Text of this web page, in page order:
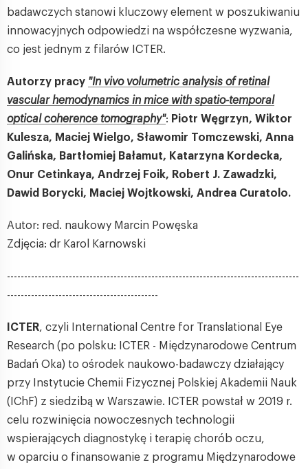
badawczych stanowi kluczowy element w poszukiwaniu
innowacyjnych odpowiedzi na współczesne wyzwania,
co jest jednym z filarów ICTER.
Autorzy pracy "In vivo volumetric analysis of retinal
vascular hemodynamics in mice with spatio-temporal
optical coherence tomography": Piotr Węgrzyn, Wiktor
Kulesza, Maciej Wielgo, Sławomir Tomczewski, Anna
Galińska, Bartłomiej Bałamut, Katarzyna Kordecka,
Onur Cetinkaya, Andrzej Foik, Robert J. Zawadzki,
Dawid Borycki, Maciej Wojtkowski, Andrea Curatolo.
Autor: red. naukowy Marcin Powęska
Zdjęcia: dr Karol Karnowski
-------------------------------------------------------------------------------------
--------------------------------------------
ICTER, czyli International Centre for Translational Eye
Research (po polsku: ICTER - Międzynarodowe Centrum
Badań Oka) to ośrodek naukowo-badawczy działający
przy Instytucie Chemii Fizycznej Polskiej Akademii Nauk
(IChF) z siedzibą w Warszawie. ICTER powstał w 2019 r.
celu rozwinięcia nowoczesnych technologii
wspierających diagnostykę i terapię chorób oczu,
w oparciu o finansowanie z programu Międzynarodowe